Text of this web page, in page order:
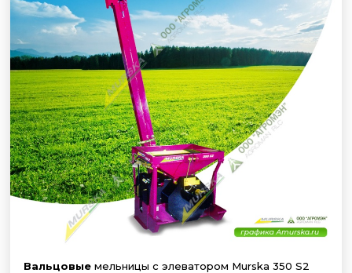
Вальцовыемельницы с элеватором Murska 350 S2